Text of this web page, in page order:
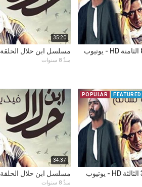
35:20
مسلسل ابن حلال الحلقة 7 السابعة HD - يوتيوب
منذُ 8 سنوات
POPULAR FEATURED
34:37
مسلسل ابن حلال الحلقة 2 الثانية HD - يوتيوب
منذُ 8 سنوات